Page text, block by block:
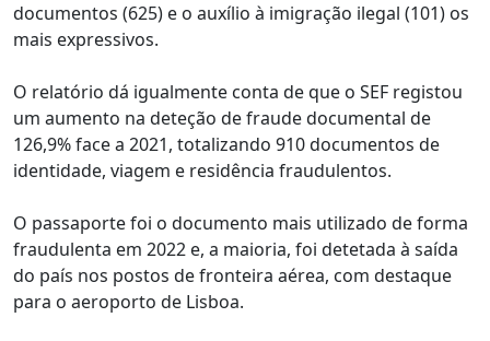
documentos (625) e o auxílio à imigração ilegal (101) os
mais expressivos.
O relatório dá igualmente conta de que o SEF registou
um aumento na deteção de fraude documental de
126,9% face a 2021, totalizando 910 documentos de
identidade, viagem e residência fraudulentos.
O passaporte foi o documento mais utilizado de forma
fraudulenta em 2022 e, a maioria, foi detetada à saída
do país nos postos de fronteira aérea, com destaque
para o aeroporto de Lisboa.